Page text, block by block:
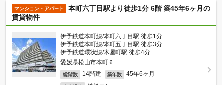
マンション・アパート
本町六丁目駅より徒歩1分 6階 築45年6ヶ月の
賃貸物件
伊予鉄道本町線/本町六丁目駅 徒歩1分
伊予鉄道本町線/本町五丁目駅 徒歩3分
伊予鉄道環状線/木屋町駅 徒歩4分
愛媛県松山市本町６
総階数 14階建 築年数 45年6ヶ月